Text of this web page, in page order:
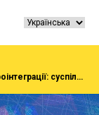
Конференція «Інституціоналізація процесів євроінтеграції: суспільство, економіка, адміністрування»